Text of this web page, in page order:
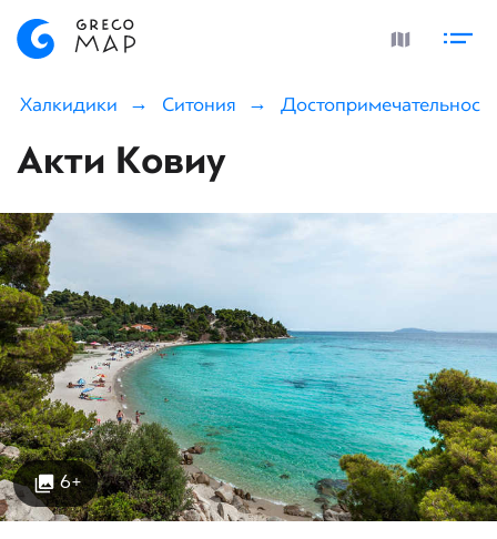
Халкидики Ситония
Акти Ковиу
6+